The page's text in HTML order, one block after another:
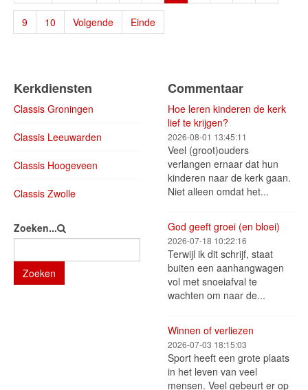
9 10 Volgende Einde
Kerkdiensten
Classis Groningen
Classis Leeuwarden
Classis Hoogeveen
Classis Zwolle
Zoeken...
Zoeken
Commentaar
Hoe leren kinderen de kerk
lief te krijgen?
2026-08-01 13:45:11
Veel (groot)ouders
verlangen ernaar dat hun
kinderen naar de kerk gaan.
Niet alleen omdat het...
God geeft groei (en bloei)
2026-07-18 10:22:16
Terwijl ik dit schrijf, staat
buiten een aanhangwagen
vol met snoeiafval te
wachten om naar de...
Winnen of verliezen
2026-07-03 18:15:03
Sport heeft een grote plaats
in het leven van veel
mensen. Veel gebeurt er op